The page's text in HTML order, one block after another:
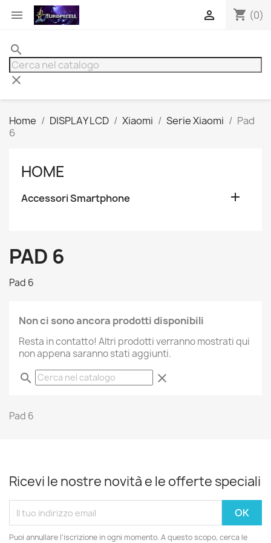
 shopping_cart (0)

search
clear
Home DISPLAY LCD Xiaomi Serie Xiaomi
Pad
6
HOME
Accessori Smartphone 
PAD 6
Pad 6
Non ci sono ancora prodotti disponibili
Resta in contatto! Altri prodotti verranno mostrati qui
non appena saranno stati aggiunti.
search clear
Pad 6
Ricevi le nostre novità e le offerte speciali
Puoi annullare l'iscrizione in ogni momento. A questo scopo, cerca le